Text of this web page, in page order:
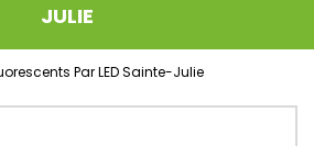
JULIE
Par LED Sainte-Julie